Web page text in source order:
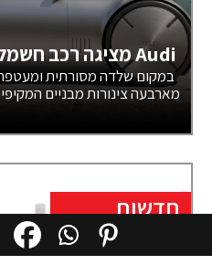
במקום שלדה מסורתית
מארבעה צינורות מבניים
חדשות